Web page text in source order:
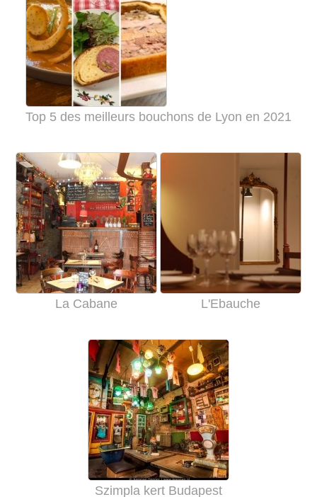
Top 5 des meilleurs bouchons de Lyon en 2021
La Cabane L'Ebauche
Szimpla kert Budapest